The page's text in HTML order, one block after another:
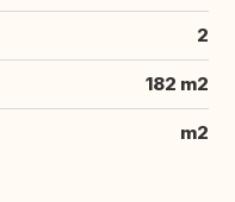
2
182 m2
m2